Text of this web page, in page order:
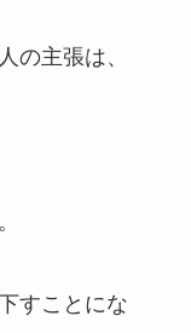
の主張は、
すことにな